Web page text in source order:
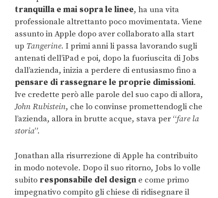
tranquilla e mai sopra le linee, ha una vita
professionale altrettanto poco movimentata. Viene
assunto in Apple dopo aver collaborato alla start
up Tangerine. I primi anni li passa lavorando sugli
antenati dell’iPad e poi, dopo la fuoriuscita di Jobs
dall’azienda, inizia a perdere di entusiasmo fino a
pensare di rassegnare le proprie dimissioni.
Ive credette però alle parole del suo capo di allora,
John Rubistein, che lo convinse promettendogli che
l’azienda, allora in brutte acque, stava per “fare la
storia”.
Jonathan alla risurrezione di Apple ha contribuito
in modo notevole. Dopo il suo ritorno, Jobs lo volle
subito responsabile del design e come primo
impegnativo compito gli chiese di ridisegnare il